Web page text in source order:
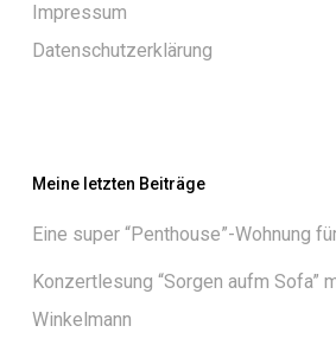
Impressum
Datenschutzerklärung
Meine letzten Beiträge
Eine super “Penthouse”-Wohnung
Konzertlesung “Sorgen aufm Sofa”
Winkelmann